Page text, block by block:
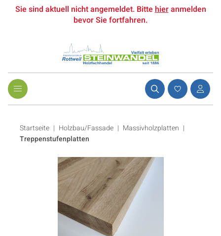
Sie sind aktuell nicht angemeldet. Bittehieranmelden
bevor Sie fortfahren.
Startseite Holzbau/Fassade | Massivholzplatten |
Treppenstufenplatten